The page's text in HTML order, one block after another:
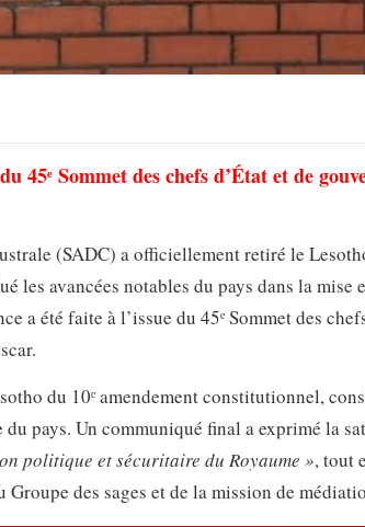
45ᵉ Sommet des chefs d’État et de
(SADC) a officiellement retiré le
les avancées notables du pays dans la mise
été faite à l’issue du 45ᵉ Sommet des
du 10ᵉ amendement constitutionnel,
pays. Un communiqué final a exprimé la
politique et sécuritaire du Royaume », tout
des sages et de la mission de